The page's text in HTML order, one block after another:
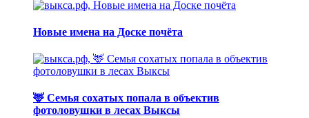
Новые имена на Доске почёта
🦌 Семья сохатых попала в объектив
фотоловушки в лесах Выксы